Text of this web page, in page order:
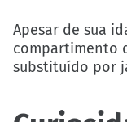
Apesar de sua
compartimento
substituído por